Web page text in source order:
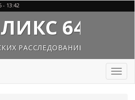
- 13:42
64
РАССЛЕДОВАНИЙ
Toggle